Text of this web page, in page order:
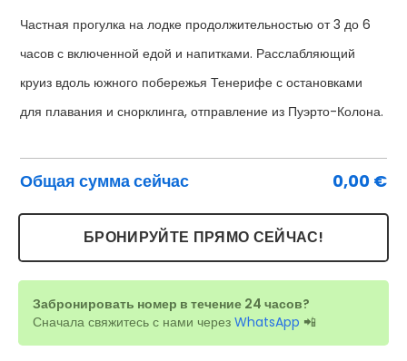
Частная прогулка на лодке продолжительностью от 3 до 6
часов с включенной едой и напитками. Расслабляющий
круиз вдоль южного побережья Тенерифе с остановками
для плавания и снорклинга, отправление из Пуэрто-Колона.
Общая сумма сейчас 0,00 €
БРОНИРУЙТЕ ПРЯМО СЕЙЧАС!
Альтернатива:
Забронировать номер в течение 24 часов?
Сначала свяжитесь с нами через WhatsApp 📲